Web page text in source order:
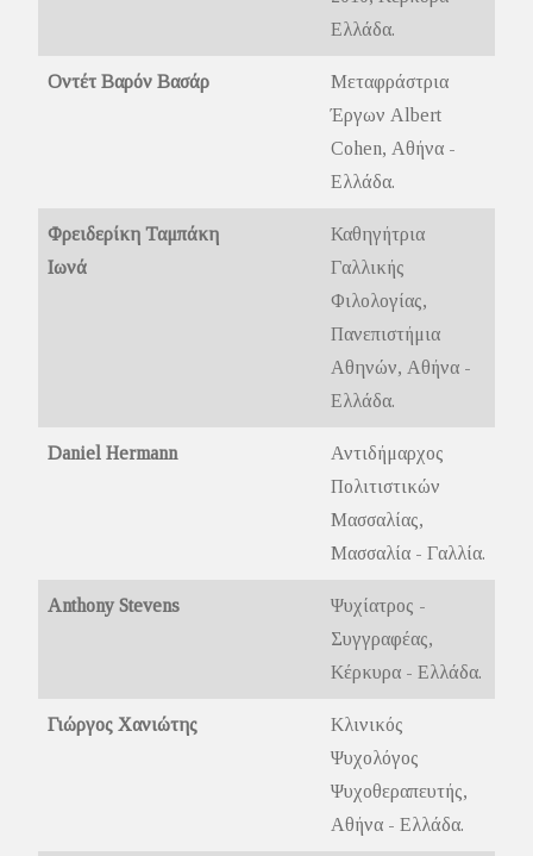
Ελλάδα.
Οντέτ Βαρόν Βασάρ
Μεταφράστρια
Έργων Albert
Cohen, Αθήνα -
Ελλάδα.
Φρειδερίκη Ταμπάκη
Ιωνά
Καθηγήτρια
Γαλλικής
Φιλολογίας,
Πανεπιστήμια
Αθηνών, Αθήνα -
Ελλάδα.
Daniel Hermann
Αντιδήμαρχος
Πολιτιστικών
Μασσαλίας,
Μασσαλία - Γαλλία.
Anthony Stevens
Ψυχίατρος -
Συγγραφέας,
Κέρκυρα - Ελλάδα.
Γιώργος Χανιώτης
Κλινικός
Ψυχολόγος
Ψυχοθεραπευτής,
Αθήνα - Ελλάδα.